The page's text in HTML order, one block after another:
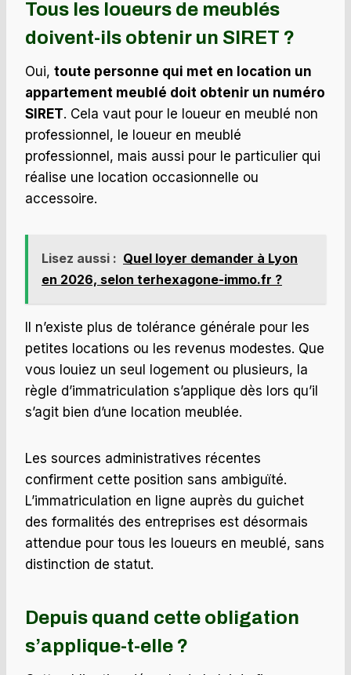
Tous les loueurs de meublés
doivent-ils obtenir un SIRET ?
Oui, toute personne qui met en location un
appartement meublé doit obtenir un numéro
SIRET. Cela vaut pour le loueur en meublé non
professionnel, le loueur en meublé
professionnel, mais aussi pour le particulier qui
réalise une location occasionnelle ou
accessoire.
Lisez aussi : Quel loyer demander à Lyon
en 2026, selon terhexagone-immo.fr ?
Il n’existe plus de tolérance générale pour les
petites locations ou les revenus modestes. Que
vous louiez un seul logement ou plusieurs, la
règle d’immatriculation s’applique dès lors qu’il
s’agit bien d’une location meublée.
Les sources administratives récentes
confirment cette position sans ambiguïté.
L’immatriculation en ligne auprès du guichet
des formalités des entreprises est désormais
attendue pour tous les loueurs en meublé, sans
distinction de statut.
Depuis quand cette obligation
s’applique-t-elle ?